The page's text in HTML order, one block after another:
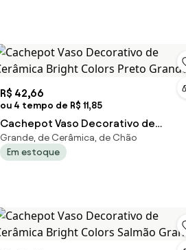
R$ 42,66
ou 4 tempo de R$ 11,85
Cachepot Vaso Decorativo de
Cerâmica Bright Colors Preto Grande
Grande, de Cerâmica, de Chão
Em estoque